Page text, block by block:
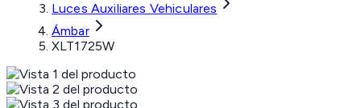
Luces Auxiliares Vehiculares
Ámbar
XLT1725W